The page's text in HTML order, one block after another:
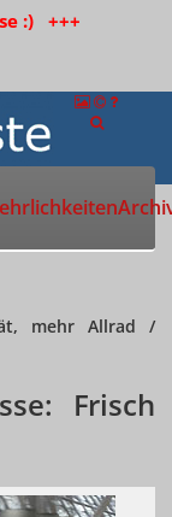
:) +++
mehr Allrad /
Frisch